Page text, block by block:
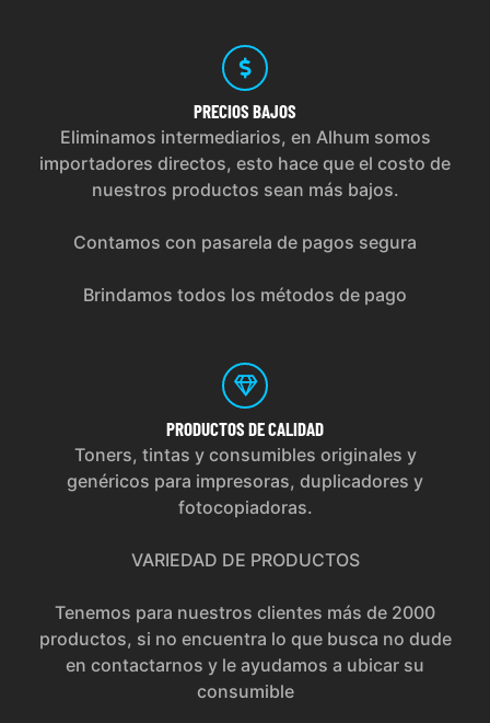
PRECIOS BAJOS
Eliminamos intermediarios, en Alhum somos
importadores directos, esto hace que el costo de
nuestros productos sean más bajos.
Contamos con pasarela de pagos segura
Brindamos todos los métodos de pago
PRODUCTOS DE CALIDAD
Toners, tintas y consumibles originales y
genéricos para impresoras, duplicadores y
fotocopiadoras.
VARIEDAD DE PRODUCTOS
Tenemos para nuestros clientes más de 2000
productos, si no encuentra lo que busca no dude
en contactarnos y le ayudamos a ubicar su
consumible